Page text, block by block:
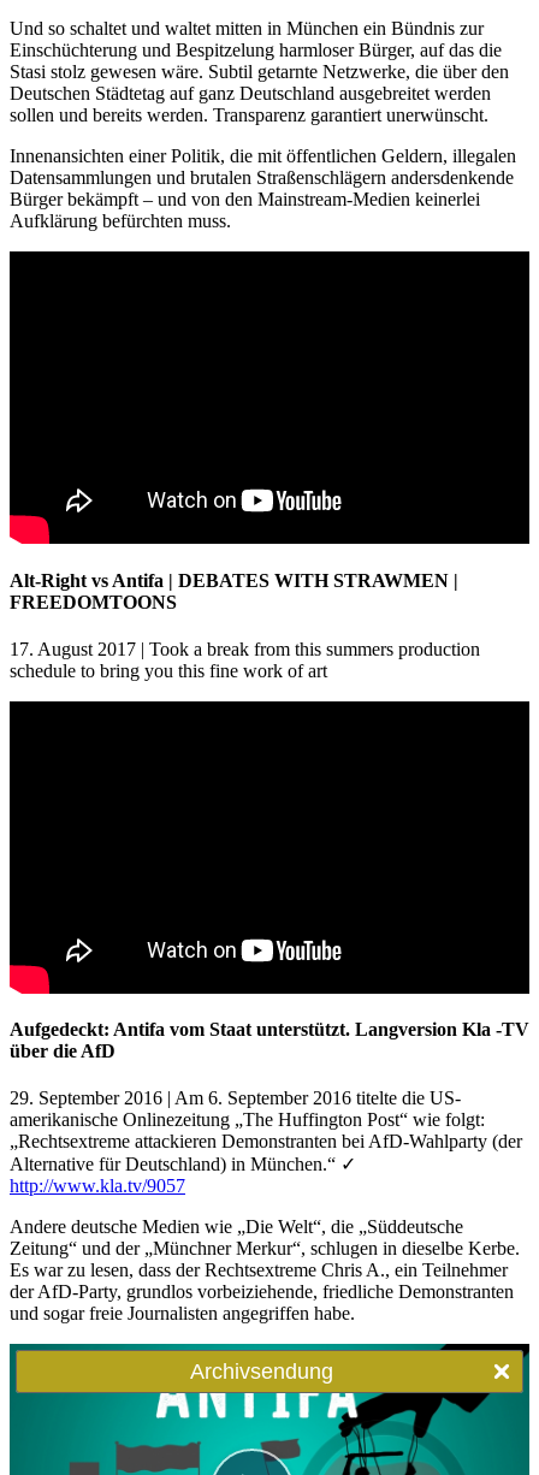
Und so schaltet und waltet mitten in München ein Bündnis zur
Einschüchterung und Bespitzelung harmloser Bürger, auf das die
Stasi stolz gewesen wäre. Subtil getarnte Netzwerke, die über den
Deutschen Städtetag auf ganz Deutschland ausgebreitet werden
sollen und bereits werden. Transparenz garantiert unerwünscht.
Innenansichten einer Politik, die mit öffentlichen Geldern, illegalen
Datensammlungen und brutalen Straßenschlägern andersdenkende
Bürger bekämpft – und von den Mainstream-Medien keinerlei
Aufklärung befürchten muss.
Alt-Right vs Antifa | DEBATES WITH STRAWMEN |
FREEDOMTOONS
17. August 2017 | Took a break from this summers production
schedule to bring you this fine work of art
Aufgedeckt: Antifa vom Staat unterstützt. Langversion Kla -TV
über die AfD
29. September 2016 | Am 6. September 2016 titelte die US-
amerikanische Onlinezeitung „The Huffington Post“ wie folgt:
„Rechtsextreme attackieren Demonstranten bei AfD-Wahlparty (der
Alternative für Deutschland) in München.“ ✓
http://www.kla.tv/9057
Andere deutsche Medien wie „Die Welt“, die „Süddeutsche
Zeitung“ und der „Münchner Merkur“, schlugen in dieselbe Kerbe.
Es war zu lesen, dass der Rechtsextreme Chris A., ein Teilnehmer
der AfD-Party, grundlos vorbeiziehende, friedliche Demonstranten
und sogar freie Journalisten angegriffen habe.